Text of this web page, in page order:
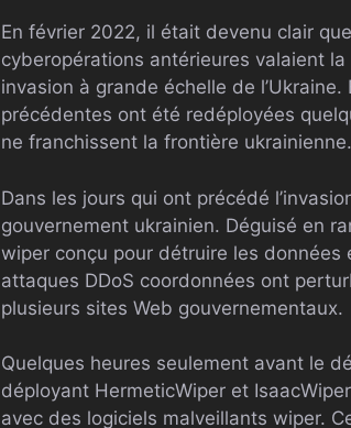
En février 2022, il était devenu clair
cyberopérations antérieures valaient la
invasion à grande échelle de
précédentes ont été redéployées
ne franchissent la frontière ukrainienne.
Dans les jours qui ont précédé
gouvernement ukrainien. Déguisé en
wiper conçu pour détruire les
attaques DDoS coordonnées ont
plusieurs sites Web gouvernementaux.
Quelques heures seulement avant le
déployant HermeticWiper et
avec des logiciels malveillants wiper.